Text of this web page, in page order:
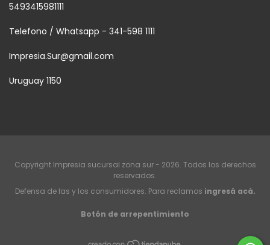
5493415981111
Telefono / Whatsapp - 341-598 1111
Impresia.Sur@gmail.com
Uruguay 1150
Copyright Impresia sucursal zona sur - 2026. Todos los derechos
reservados.
Defensa de las y los consumidores. Para reclamos ingresá acá.
Botón de arrepentimiento